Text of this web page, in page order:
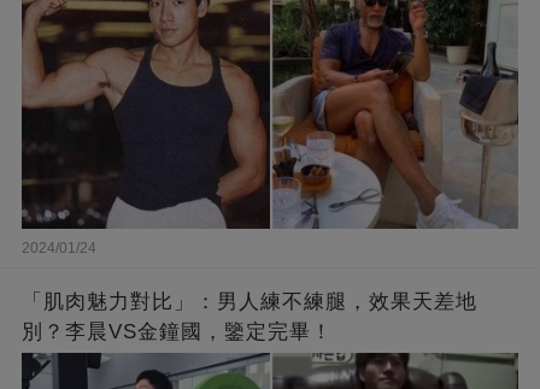
2024/01/24
「肌肉魅力對比」：男人練不練腿，效果天差地
別？李晨VS金鐘國，鑒定完畢！